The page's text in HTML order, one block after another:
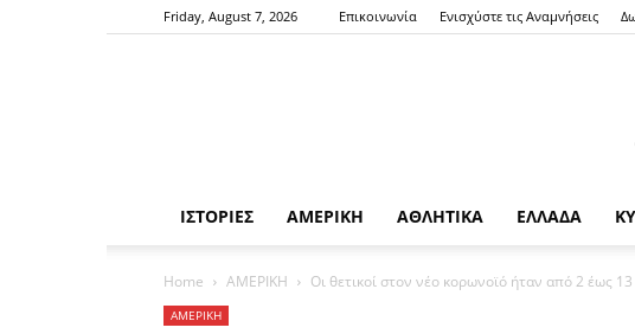
Friday, August 7, 2026 Επικοινωνία Ενισχύστε τις Αναμνήσεις
ΙΣΤΟΡΙΕΣ ΑΜΕΡΙΚΗ ΑΘΛΗΤΙΚΑ ΕΛΛΑΔΑ
Home ΑΜΕΡΙΚΗ Οι θετικοί στον νέο κορωνοϊό ήταν από 2 έως
ΑΜΕΡΙΚΗ